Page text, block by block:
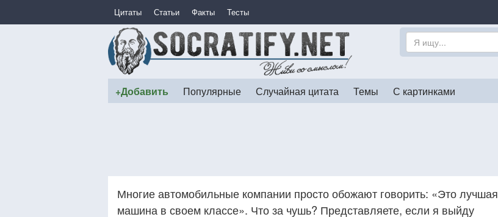
Цитаты Статьи Факты Тесты
+Добавить Популярные Случайная цитата Темы С картинками
Многие автомобильные компании просто обожают говорить: «Это лучшая
машина в своем классе». Что за чушь? Представляете, если я выйду